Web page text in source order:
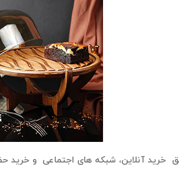
خرید آنلاین، شبکه های اجتماعی و خرید